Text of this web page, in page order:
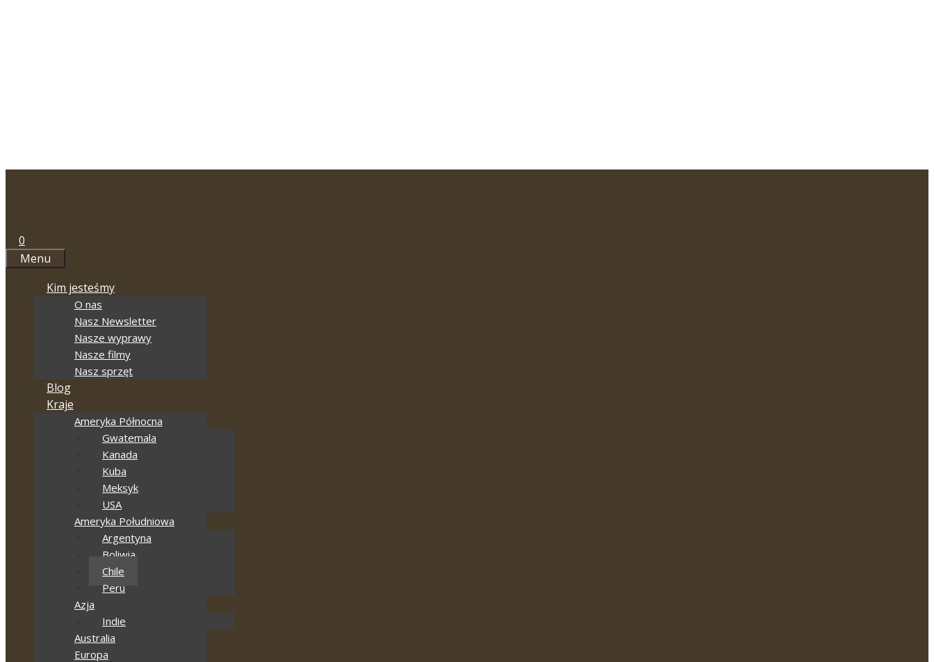
0
Menu
Kim jesteśmy
O nas
Nasz Newsletter
Nasze wyprawy
Nasze filmy
Nasz sprzęt
Blog
Kraje
Ameryka Północna
Gwatemala
Kanada
Kuba
Meksyk
USA
Ameryka Południowa
Argentyna
Boliwia
Chile
Peru
Azja
Indie
Australia
Europa